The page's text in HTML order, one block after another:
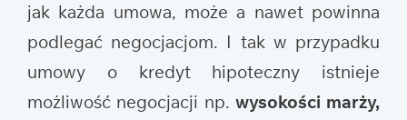
jak każda umowa, może a nawet powinna
podlegać negocjacjom. I tak w przypadku
umowy o kredyt hipoteczny istnieje
możliwość negocjacji np. wysokości marży,